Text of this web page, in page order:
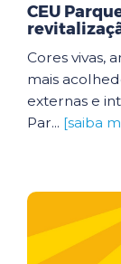
CEU
Cores vivas,
mais
externas e
Par... [saiba